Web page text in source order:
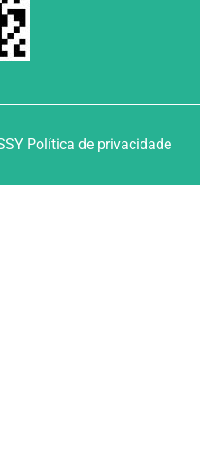
Política de privacidade